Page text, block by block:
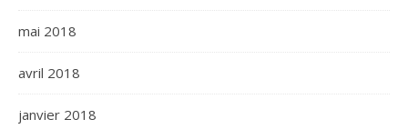
mai 2018
avril 2018
janvier 2018